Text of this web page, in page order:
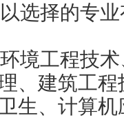
选择的专
境工程技
、建筑工
生、计算